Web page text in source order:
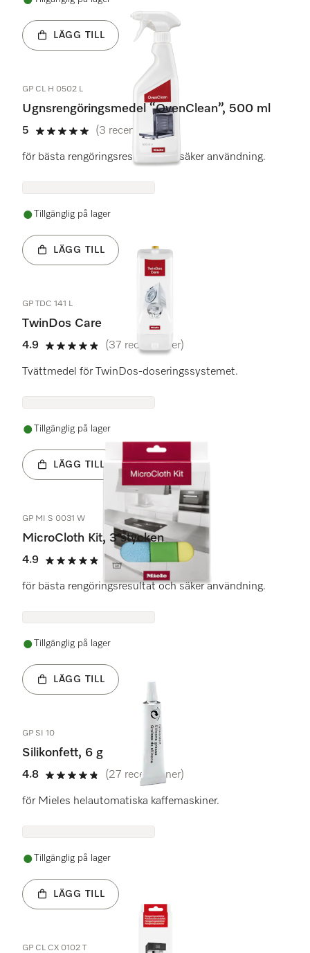
LÄGG TILL
GP CL H 0502 L
Ugnsrengöringsmedel “OvenClean”, 500 ml
5
5 stars out of 5
(3 recensioner)
för bästa rengöringsresultat och säker användning.
Tillgänglig på lager
LÄGG TILL
GP TDC 141 L
TwinDos Care
4.9
4.9 stars out of 5
(37 recensioner)
Tvättmedel för TwinDos-doseringssystemet.
Tillgänglig på lager
LÄGG TILL
GP MI S 0031 W
MicroCloth Kit, 3 stycken
4.9
4.9 stars out of 5
(48 recensioner)
för bästa rengöringsresultat och säker användning.
Tillgänglig på lager
LÄGG TILL
GP SI 10
Silikonfett, 6 g
4.8
4.8 stars out of 5
(27 recensioner)
för Mieles helautomatiska kaffemaskiner.
Tillgänglig på lager
LÄGG TILL
GP CL CX 0102 T